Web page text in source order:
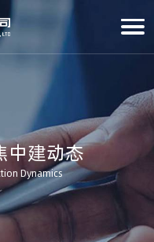
中建动态
Dynamics